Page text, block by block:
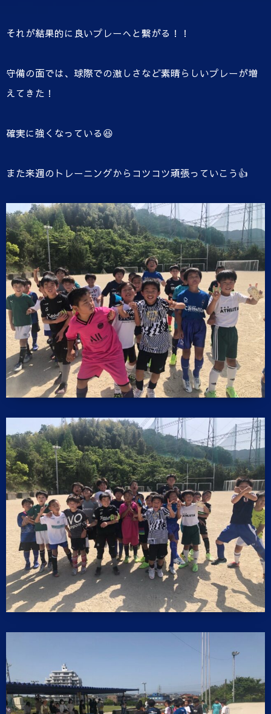
それが結果的に良いプレーへと繋がる！！
守備の面では、球際での激しさなど素晴らしいプレーが増
えてきた！
確実に強くなっている😆
また来週のトレーニングからコツコツ頑張っていこう👍